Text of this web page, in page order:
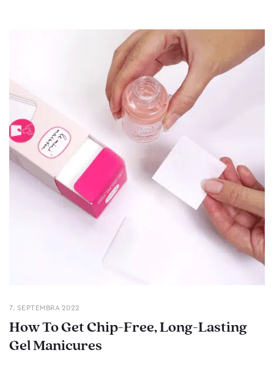
7. SEPTEMBRA 2022
How To Get Chip-Free, Long-Lasting
Gel Manicures